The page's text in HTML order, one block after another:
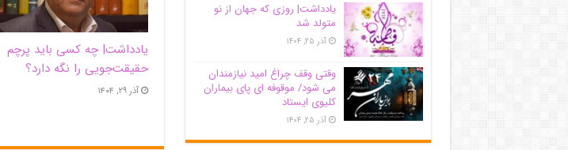
یادداشت| ‌چه کسی باید پرچم
حقیقت‌جویی را نگه دارد؟
آذر ۲۹, ۱۴۰۴
یادداشت| روزی که جهان از نو
متولد شد
آذر ۲۵, ۱۴۰۴
وقتی وقف چراغ امید نیازمندان
می شود/ موقوفه ای پای بیماران
کلیوی ایستاد
آذر ۲۵, ۱۴۰۴